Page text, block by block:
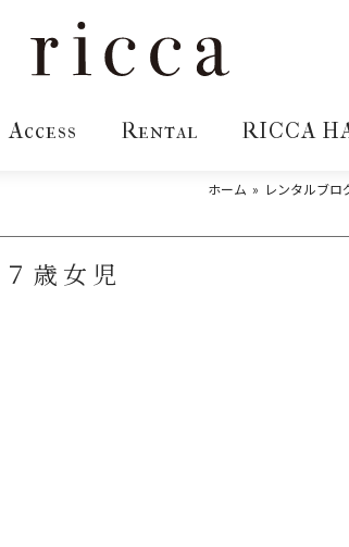
Access Rental RICCA
ホーム レンタルブロ
歳女児